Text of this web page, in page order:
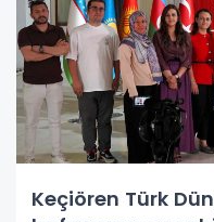
Keçiören Türk